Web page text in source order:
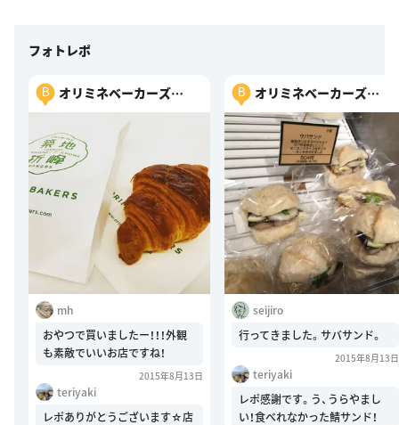
フォトレポ
B
オリミネベーカーズ
（ORIMINE BAKERS）
mh
おやつで買いましたー！！！外観
も素敵でいいお店ですね！
2015年8月13日
teriyaki
レポありがとうございます☆店
B
オリミネベーカーズ
（ORIMINE BAKERS）
seijiro
行ってきました。サバサンド。
2015年8月13日
teriyaki
レポ感謝です。う、うらやまし
い！食べれなかった鯖サンド！